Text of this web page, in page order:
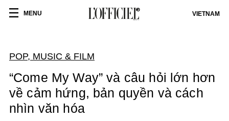
MENU VIETNAM
POP, MUSIC & FILM
“Come My Way” và câu hỏi lớn hơn
về cảm hứng, bản quyền và cách
nhìn văn hóa